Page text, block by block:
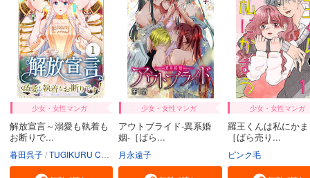
少女・女性マンガ
解放宣言～溺愛も執着も
お断りで...
暮田呉子 TUGIKURU COMICS
少女・女性マンガ
アウトブライド-異系婚
姻-［ばら...
月永遠子
少女・女性マンガ
羅王くんは私にか
［ばら売り...
ピンク毛